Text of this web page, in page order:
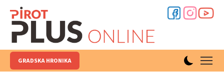
GRADSKA HRONIKA